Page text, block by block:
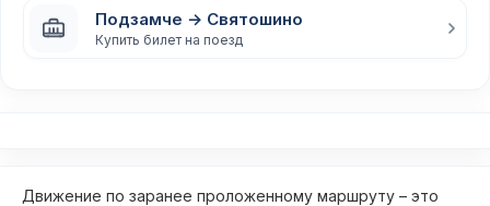
Подзамче → Святошино
Купить билет на поезд
Движение по заранее проложенному маршруту – это